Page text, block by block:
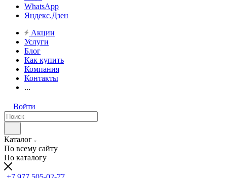
WhatsApp
Яндекс.Дзен
Акции
Услуги
Блог
Как купить
Компания
Контакты
...
Войти
Каталог
По всему сайту
По каталогу